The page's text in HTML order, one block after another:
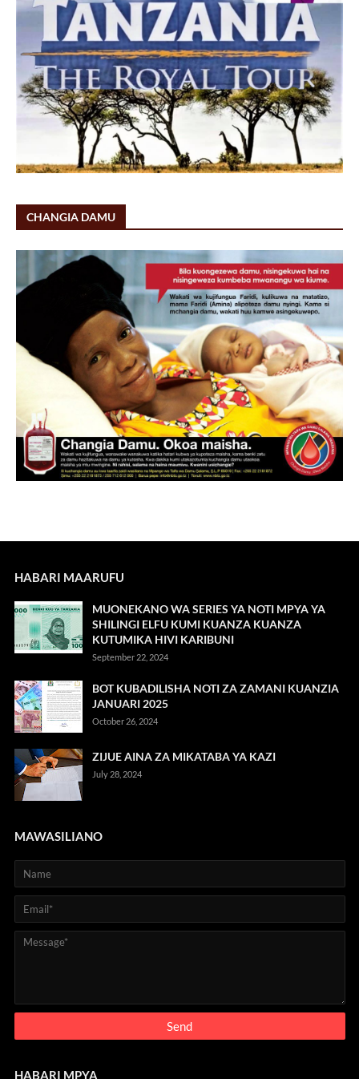
CHANGIA DAMU
HABARI MAARUFU
MUONEKANO WA SERIES YA NOTI MPYA YA
SHILINGI ELFU KUMI KUANZA KUANZA
KUTUMIKA HIVI KARIBUNI
September 22, 2024
BOT KUBADILISHA NOTI ZA ZAMANI KUANZIA
JANUARI 2025
October 26, 2024
ZIJUE AINA ZA MIKATABA YA KAZI
July 28, 2024
MAWASILIANO
HABARI MPYA